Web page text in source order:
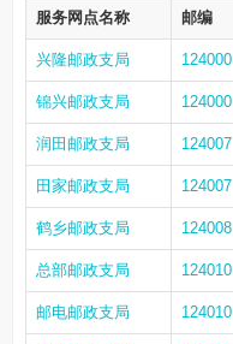
服务网点名称 邮编
兴隆邮政支局 124000
锦兴邮政支局 124000
润田邮政支局 124007
田家邮政支局 124007
鹤乡邮政支局 124008
总部邮政支局 124010
邮电邮政支局 124010